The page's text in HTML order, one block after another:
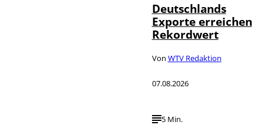
Deutschlands
Exporte erreichen
Rekordwert
Von WTV Redaktion
07.08.2026
5 Min.